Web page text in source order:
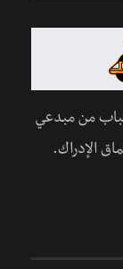
شباب من مبدعي
الإدراك.